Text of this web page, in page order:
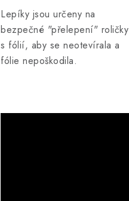
Lepíky jsou určeny na
bezpečné "přelepení" roličky
s fólií, aby se neotevírala a
fólie nepoškodila.